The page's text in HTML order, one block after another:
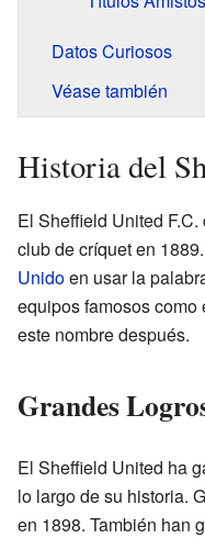
Datos Curiosos
Véase también
Historia del
El Sheffield United
club de críquet en
Unidoen usar la
equipos famosos como
este nombre después.
Grandes
El Sheffield United ha
lo largo de su historia.
en 1898. También han